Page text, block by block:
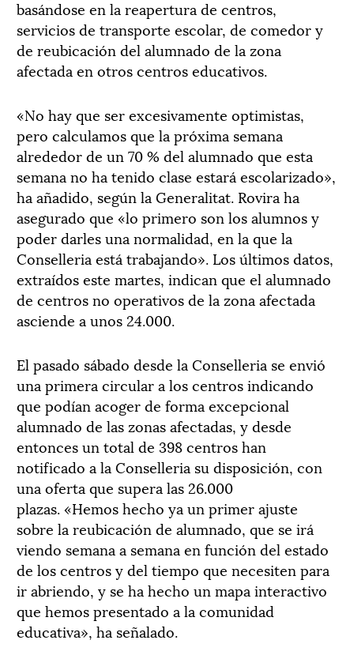
basándose en la reapertura de centros,
servicios de transporte escolar, de comedor y
de reubicación del alumnado de la zona
afectada en otros centros educativos.
«No hay que ser excesivamente optimistas,
pero calculamos que la próxima semana
alrededor de un 70 % del alumnado que esta
semana no ha tenido clase estará escolarizado»,
ha añadido, según la Generalitat. Rovira ha
asegurado que «lo primero son los alumnos y
poder darles una normalidad, en la que la
Conselleria está trabajando». Los últimos datos,
extraídos este martes, indican que el alumnado
de centros no operativos de la zona afectada
asciende a unos 24.000.
El pasado sábado desde la Conselleria se envió
una primera circular a los centros indicando
que podían acoger de forma excepcional
alumnado de las zonas afectadas, y desde
entonces un total de 398 centros han
notificado a la Conselleria su disposición, con
una oferta que supera las 26.000
plazas. «Hemos hecho ya un primer ajuste
sobre la reubicación de alumnado, que se irá
viendo semana a semana en función del estado
de los centros y del tiempo que necesiten para
ir abriendo, y se ha hecho un mapa interactivo
que hemos presentado a la comunidad
educativa», ha señalado.